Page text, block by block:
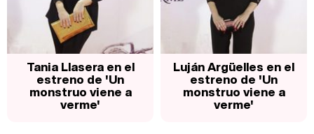
Tania Llasera en el
estreno de 'Un
monstruo viene a
verme'
Luján Argüelles en el
estreno de 'Un
monstruo viene a
verme'